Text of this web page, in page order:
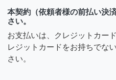
本契約（依頼者様の前払い決
さい。
お支払いは、クレジットカー
レジットカードをお持ちでな
さい。